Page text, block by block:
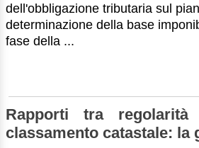
dell'obbligazione tributaria sul
determinazione della base
fase della ...
Rapporti tra regolarità
classamento catastale: la